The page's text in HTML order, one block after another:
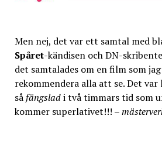
Men nej, det var ett samtal med
Spåret-kändisen och DN-
det samtalades om en film som
rekommendera alla att se. Det var
så fängsladi två timmars tid som
kommer superlativet!!! –